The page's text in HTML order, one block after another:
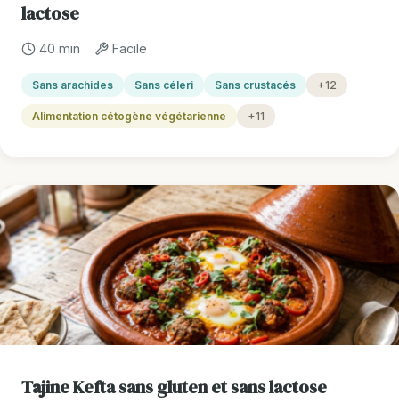
lactose
40 min Facile
Sans arachides Sans céleri Sans crustacés +12
Alimentation cétogène végétarienne +11
Tajine Kefta sans gluten et sans lactose